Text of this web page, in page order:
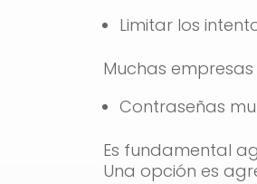
Limitar los
Muchas
Contraseñas
Es fundamental
Una opción es